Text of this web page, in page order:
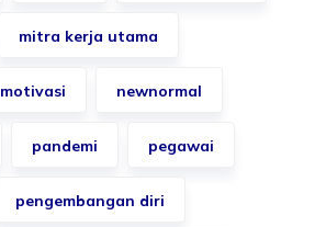
mitra kerja utama
motivasi newnormal
pandemi pegawai
pengembangan diri